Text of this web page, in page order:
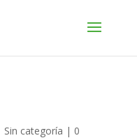
Sin categoría | 0